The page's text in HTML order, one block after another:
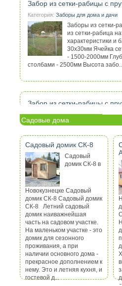
Забор из сетки-рабицы с
Категория: Заборы для дома и дачи
Заборы из сетки-
из сетки-рабица
характеристики и
30х30мм Ячейка
- 1500-2000мм
столбами - 2500мм Высота
Забор из сетки-рабицы с
Категория:Заборы для дома и дачи
Заборы из сетки-
базовая
рабица - 50х50мм
Глубина
2500мм Высота забора - 1500-
Деревянный забор из
Категория:Заборы для дома и дачи
Деревянный забор
деревянного
Прожилины (лаги)
между досками
1000мм Глубина
2500мм Деревянный забор из
Садовые дома
Садовый домик СК-8
Садовый
домик СК-8 в
Новокузнецке Садовый
домик СК-8 Садовый домик
СК-8 Летний садовый
домик наиважнейшая
часть на садовом участке.
На маленьком участке - это
домик для сезонного
проживания, а при
наличии основного дома -
прекрасное дополнением к
нему. Это и летняя кухня, и
гостевой д...